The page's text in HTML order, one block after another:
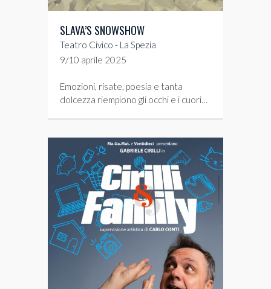
SLAVA’S SNOWSHOW
Teatro Civico - La Spezia
9/10 aprile 2025
Emozioni, risate, poesia e tanta
dolcezza riempiono gli occhi e i cuori…